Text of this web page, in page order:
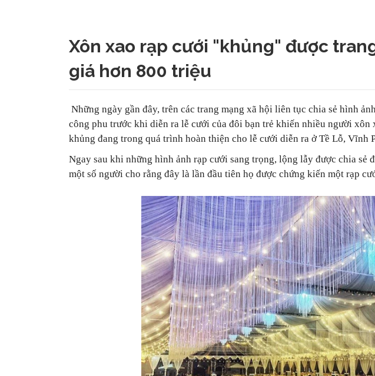
Xôn xao rạp cưới "khủng" được
giá hơn 800 triệu
Những ngày gần đây, trên các trang mạng xã hội liên tục chia sẻ hình
công phu trước khi diễn ra lễ cưới của đôi bạn trẻ khiến nhiều người xôn
khủng đang trong quá trình hoàn thiện cho lễ cưới diễn ra ở Tề Lỗ, Vĩnh
Ngay sau khi những hình ảnh rạp cưới sang trọng, lộng lẫy được chia
một số người cho rằng đây là lần đầu tiên họ được chứng kiến một rạp